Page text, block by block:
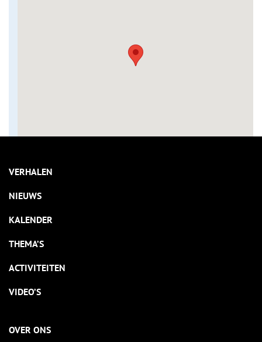
VERHALEN
NIEUWS
KALENDER
THEMA’S
ACTIVITEITEN
VIDEO’S
OVER ONS